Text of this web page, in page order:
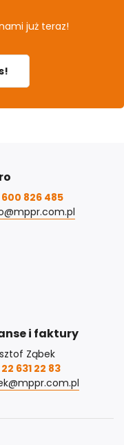
już teraz!
826 485
i faktury
Ząbek
631 22 83